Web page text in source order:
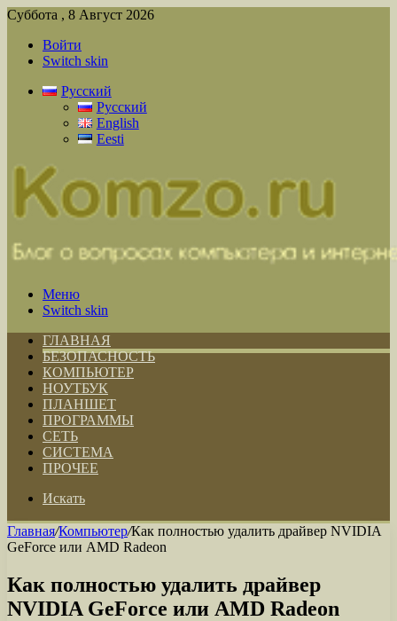
Суббота , 8 Август 2026
Войти
Switch skin
Русский
Русский
English
Eesti
Меню
Switch skin
ГЛАВНАЯ
БЕЗОПАСНОСТЬ
КОМПЬЮТЕР
НОУТБУК
ПЛАНШЕТ
ПРОГРАММЫ
СЕТЬ
СИСТЕМА
ПРОЧЕЕ
Искать
Главная/Компьютер/Как полностью удалить драйвер NVIDIA
GeForce или AMD Radeon
Как полностью удалить драйвер
NVIDIA GeForce или AMD Radeon